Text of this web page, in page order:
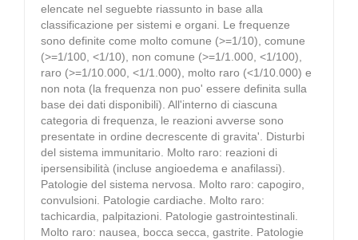
elencate nel seguebte riassunto in base alla
classificazione per sistemi e organi. Le frequenze
sono definite come molto comune (>=1/10), comune
(>=1/100, <1/10), non comune (>=1/1.000, <1/100),
raro (>=1/10.000, <1/1.000), molto raro (<1/10.000) e
non nota (la frequenza non puo' essere definita sulla
base dei dati disponibili). All'interno di ciascuna
categoria di frequenza, le reazioni avverse sono
presentate in ordine decrescente di gravita'. Disturbi
del sistema immunitario. Molto raro: reazioni di
ipersensibilità (incluse angioedema e anafilassi).
Patologie del sistema nervosa. Molto raro: capogiro,
convulsioni. Patologie cardiache. Molto raro:
tachicardia, palpitazioni. Patologie gastrointestinali.
Molto raro: nausea, bocca secca, gastrite. Patologie